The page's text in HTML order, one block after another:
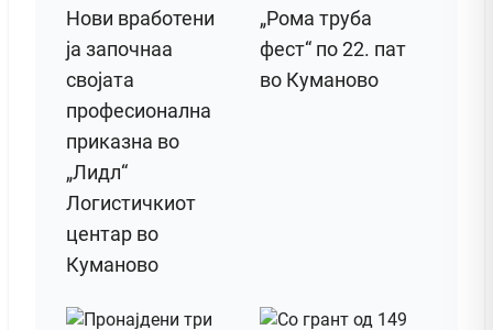
Нови вработени
ја започнаа
својата
професионална
приказна во
„Лидл“
Логистичкиот
центар во
Куманово
„Рома труба
фест“ по 22. пат
во Куманово